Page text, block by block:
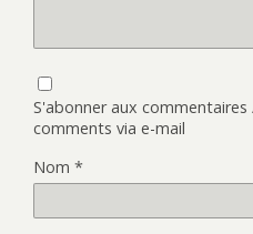
S'abonner aux
comments via e-mail
Nom *